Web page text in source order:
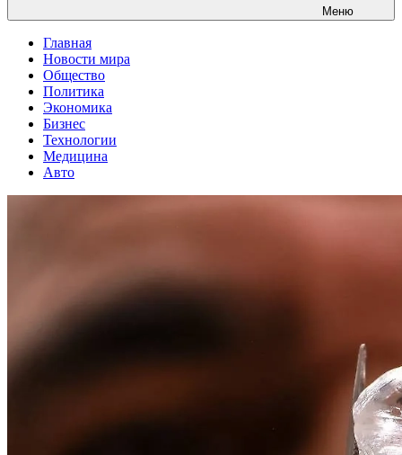
Меню
Главная
Новости мира
Общество
Политика
Экономика
Бизнес
Технологии
Медицина
Авто